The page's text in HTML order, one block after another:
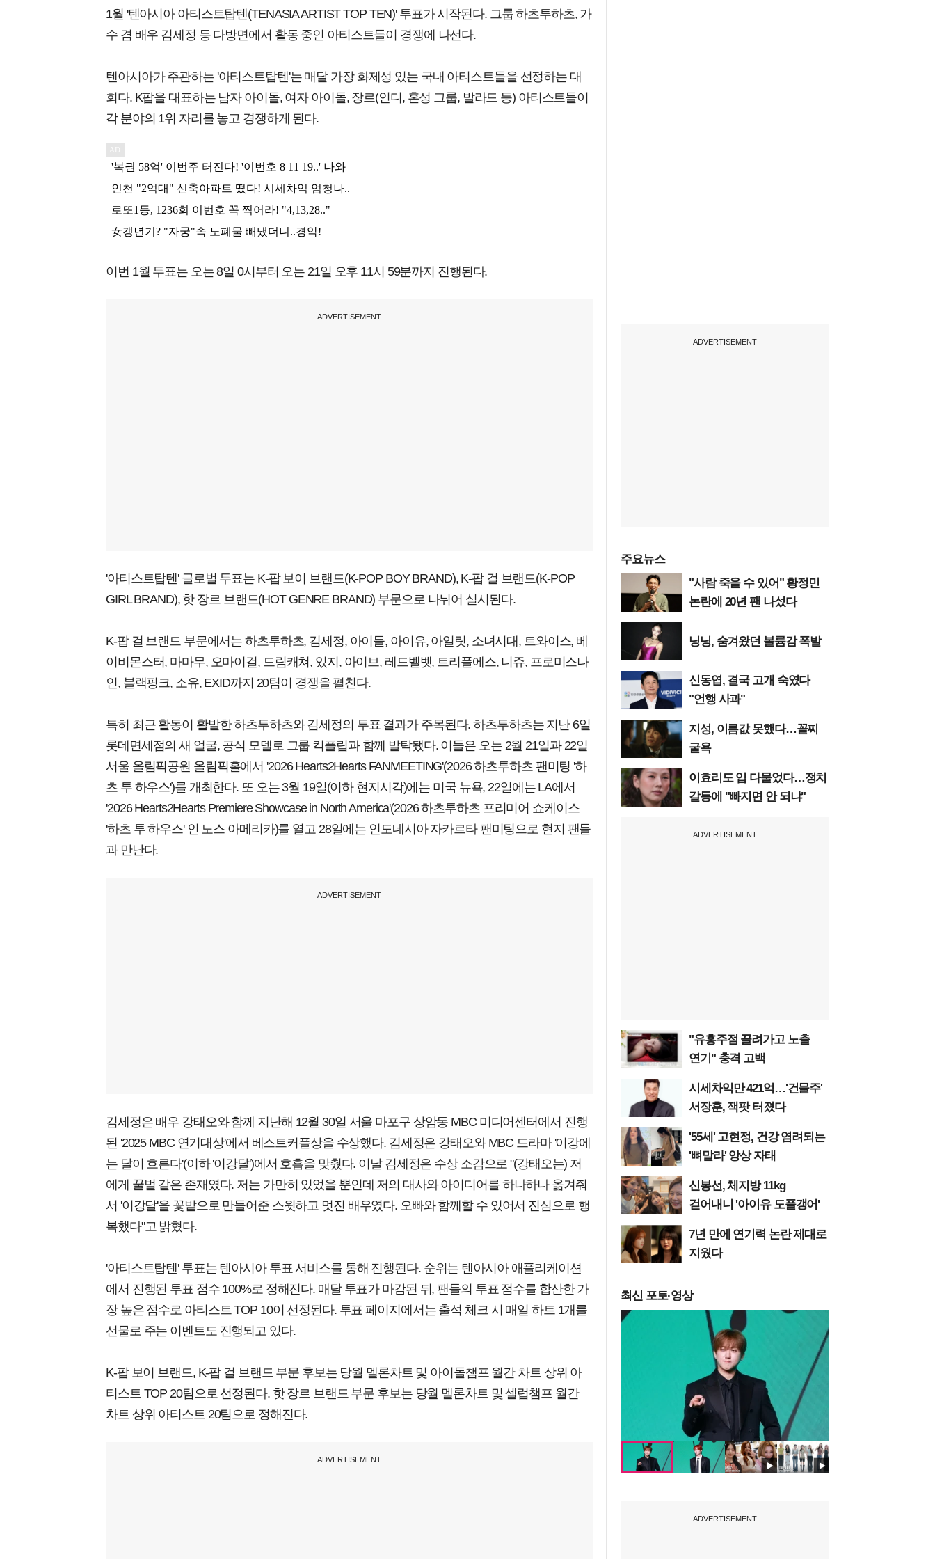
1월 '텐아시아 아티스트탑텐(TENASIA ARTIST TOP TEN)' 투표가 시작된다. 그룹 하츠투하츠, 가
수 겸 배우 김세정 등 다방면에서 활동 중인 아티스트들이 경쟁에 나선다.
텐아시아가 주관하는 '아티스트탑텐'는 매달 가장 화제성 있는 국내 아티스트들을 선정하는 대
회다. K팝을 대표하는 남자 아이돌, 여자 아이돌, 장르(인디, 혼성 그룹, 발라드 등) 아티스트들이
각 분야의 1위 자리를 놓고 경쟁하게 된다.
이번 1월 투표는 오는 8일 0시부터 오는 21일 오후 11시 59분까지 진행된다.
ADVERTISEMENT
'아티스트탑텐' 글로벌 투표는 K-팝 보이 브랜드(K-POP BOY BRAND), K-팝 걸 브랜드(K-POP
GIRL BRAND), 핫 장르 브랜드(HOT GENRE BRAND) 부문으로 나뉘어 실시된다.
K-팝 걸 브랜드 부문에서는 하츠투하츠, 김세정, 아이들, 아이유, 아일릿, 소녀시대, 트와이스, 베
이비몬스터, 마마무, 오마이걸, 드림캐쳐, 있지, 아이브, 레드벨벳, 트리플에스, 니쥬, 프로미스나
인, 블랙핑크, 소유, EXID까지 20팀이 경쟁을 펼친다.
특히 최근 활동이 활발한 하츠투하츠와 김세정의 투표 결과가 주목된다. 하츠투하츠는 지난 6일
롯데면세점의 새 얼굴, 공식 모델로 그룹 킥플립과 함께 발탁됐다. 이들은 오는 2월 21일과 22일
서울 올림픽공원 올림픽홀에서 '2026 Hearts2Hearts FANMEETING'(2026 하츠투하츠 팬미팅 '하
츠 투 하우스')를 개최한다. 또 오는 3월 19일(이하 현지시각)에는 미국 뉴욕, 22일에는 LA에서
'2026 Hearts2Hearts Premiere Showcase in North America'(2026 하츠투하츠 프리미어 쇼케이스
'하츠 투 하우스' 인 노스 아메리카)를 열고 28일에는 인도네시아 자카르타 팬미팅으로 현지 팬들
과 만난다.
ADVERTISEMENT
김세정은 배우 강태오와 함께 지난해 12월 30일 서울 마포구 상암동 MBC 미디어센터에서 진행
된 '2025 MBC 연기대상'에서 베스트커플상을 수상했다. 김세정은 강태오와 MBC 드라마 '이강에
는 달이 흐른다'(이하 '이강달')에서 호흡을 맞췄다. 이날 김세정은 수상 소감으로 "(강태오는) 저
에게 꿀벌 같은 존재였다. 저는 가만히 있었을 뿐인데 저의 대사와 아이디어를 하나하나 옮겨줘
서 '이강달'을 꽃밭으로 만들어준 스윗하고 멋진 배우였다. 오빠와 함께할 수 있어서 진심으로 행
복했다"고 밝혔다.
'아티스트탑텐' 투표는 텐아시아 투표 서비스를 통해 진행된다. 순위는 텐아시아 애플리케이션
에서 진행된 투표 점수 100%로 정해진다. 매달 투표가 마감된 뒤, 팬들의 투표 점수를 합산한 가
장 높은 점수로 아티스트 TOP 10이 선정된다. 투표 페이지에서는 출석 체크 시 매일 하트 1개를
선물로 주는 이벤트도 진행되고 있다.
K-팝 보이 브랜드, K-팝 걸 브랜드 부문 후보는 당월 멜론차트 및 아이돌챔프 월간 차트 상위 아
티스트 TOP 20팀으로 선정된다. 핫 장르 브랜드 부문 후보는 당월 멜론차트 및 셀럽챔프 월간
차트 상위 아티스트 20팀으로 정해진다.
ADVERTISEMENT
ADVERTISEMENT
주요뉴스
"사람 죽을 수 있어" 황정민
논란에 20년 팬 나섰다
닝닝, 숨겨왔던 볼륨감 폭발
신동엽, 결국 고개 숙였다
"언행 사과"
지성, 이름값 못했다…꼴찌
굴욕
이효리도 입 다물었다…정치
갈등에 "빠지면 안 되냐"
ADVERTISEMENT
"유흥주점 끌려가고 노출
연기" 충격 고백
시세차익만 421억…'건물주'
서장훈, 잭팟 터졌다
'55세' 고현정, 건강 염려되는
'뼈말라' 앙상 자태
신봉선, 체지방 11kg
걷어내니 '아이유 도플갱어'
7년 만에 연기력 논란 제대로
지웠다
최신 포토·영상
ADVERTISEMENT